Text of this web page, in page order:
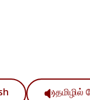
தமிழில்